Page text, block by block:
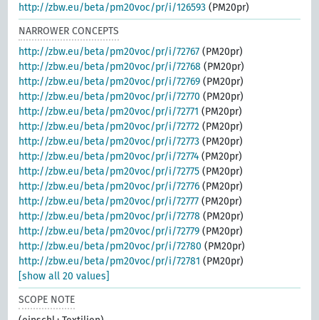
http://zbw.eu/beta/pm20voc/pr/i/126593 (PM20pr)
NARROWER CONCEPTS
http://zbw.eu/beta/pm20voc/pr/i/72767 (PM20pr)
http://zbw.eu/beta/pm20voc/pr/i/72768 (PM20pr)
http://zbw.eu/beta/pm20voc/pr/i/72769 (PM20pr)
http://zbw.eu/beta/pm20voc/pr/i/72770 (PM20pr)
http://zbw.eu/beta/pm20voc/pr/i/72771 (PM20pr)
http://zbw.eu/beta/pm20voc/pr/i/72772 (PM20pr)
http://zbw.eu/beta/pm20voc/pr/i/72773 (PM20pr)
http://zbw.eu/beta/pm20voc/pr/i/72774 (PM20pr)
http://zbw.eu/beta/pm20voc/pr/i/72775 (PM20pr)
http://zbw.eu/beta/pm20voc/pr/i/72776 (PM20pr)
http://zbw.eu/beta/pm20voc/pr/i/72777 (PM20pr)
http://zbw.eu/beta/pm20voc/pr/i/72778 (PM20pr)
http://zbw.eu/beta/pm20voc/pr/i/72779 (PM20pr)
http://zbw.eu/beta/pm20voc/pr/i/72780 (PM20pr)
http://zbw.eu/beta/pm20voc/pr/i/72781 (PM20pr)
[show all 20 values]
SCOPE NOTE